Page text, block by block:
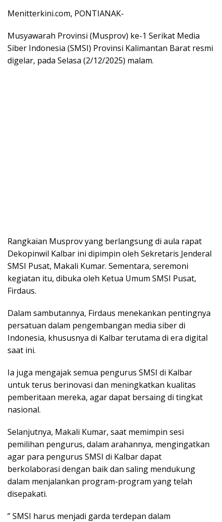
Menitterkini.com, PONTIANAK-
Musyawarah Provinsi (Musprov) ke-1 Serikat Media
Siber Indonesia (SMSI) Provinsi Kalimantan Barat resmi
digelar, pada Selasa (2/12/2025) malam.
Rangkaian Musprov yang berlangsung di aula rapat
Dekopinwil Kalbar ini dipimpin oleh Sekretaris Jenderal
SMSI Pusat, Makali Kumar. Sementara, seremoni
kegiatan itu, dibuka oleh Ketua Umum SMSI Pusat,
Firdaus.
Dalam sambutannya, Firdaus menekankan pentingnya
persatuan dalam pengembangan media siber di
Indonesia, khususnya di Kalbar terutama di era digital
saat ini.
Ia juga mengajak semua pengurus SMSI di Kalbar
untuk terus berinovasi dan meningkatkan kualitas
pemberitaan mereka, agar dapat bersaing di tingkat
nasional.
Selanjutnya, Makali Kumar, saat memimpin sesi
pemilihan pengurus, dalam arahannya, mengingatkan
agar para pengurus SMSI di Kalbar dapat
berkolaborasi dengan baik dan saling mendukung
dalam menjalankan program-program yang telah
disepakati.
” SMSI harus menjadi garda terdepan dalam